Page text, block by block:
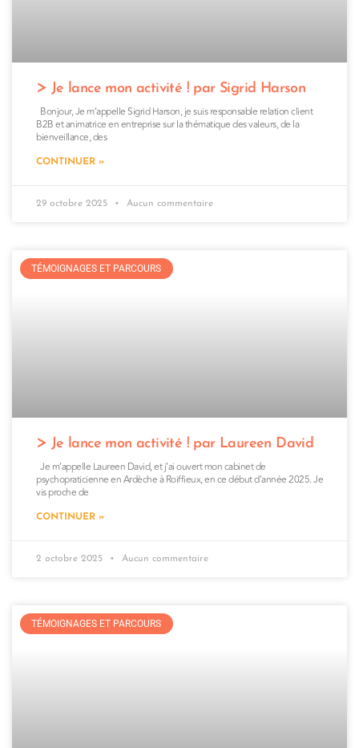
Je lance mon activité ! par Sigrid Harson
Bonjour, Je m’appelle Sigrid Harson, je suis responsable relation client
B2B et animatrice en entreprise sur la thématique des valeurs, de la
bienveillance, des
CONTINUER »
29 octobre 2025 Aucun commentaire
TÉMOIGNAGES ET PARCOURS
Je lance mon activité ! par Laureen David
Je m’appelle Laureen David, et j’ai ouvert mon cabinet de
psychopraticienne en Ardèche à Roiffieux, en ce début d’année 2025. Je
vis proche de
CONTINUER »
2 octobre 2025 Aucun commentaire
TÉMOIGNAGES ET PARCOURS